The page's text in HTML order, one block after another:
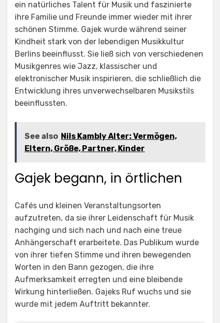
ein natürliches Talent für Musik und faszinierte
ihre Familie und Freunde immer wieder mit ihrer
schönen Stimme. Gajek wurde während seiner
Kindheit stark von der lebendigen Musikkultur
Berlins beeinflusst. Sie ließ sich von verschiedenen
Musikgenres wie Jazz, klassischer und
elektronischer Musik inspirieren, die schließlich die
Entwicklung ihres unverwechselbaren Musikstils
beeinflussten.
See also Nils Kambly Alter: Vermögen,
Eltern, Größe, Partner, Kinder
Gajek begann, in örtlichen
Cafés und kleinen Veranstaltungsorten
aufzutreten, da sie ihrer Leidenschaft für Musik
nachging und sich nach und nach eine treue
Anhängerschaft erarbeitete. Das Publikum wurde
von ihrer tiefen Stimme und ihren bewegenden
Worten in den Bann gezogen, die ihre
Aufmerksamkeit erregten und eine bleibende
Wirkung hinterließen. Gajeks Ruf wuchs und sie
wurde mit jedem Auftritt bekannter.